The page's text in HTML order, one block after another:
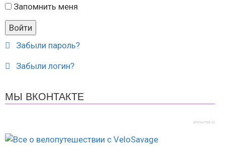
Запомнить меня
Забыли пароль?
Забыли логин?
МЫ ВКОНТАКТЕ
afisha-msk.ru